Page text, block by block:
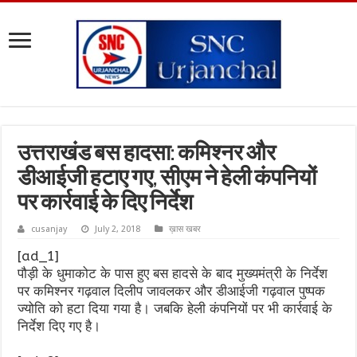
उत्तराखंड बस हादसा: कमिश्नर और
डीआईजी हटाए गए, सीएम ने हेली कंपनियों
पर कार्रवाई के दिए निर्देश
cusanjay July 2, 2018 ख़ास खबर
[ad_1]
पौड़ी के धुमाकोट के पास हुए बस हादसे के बाद मुख्यमंत्री के निर्देश
पर कमिश्नर गढ़वाल दिलीप जावलकर और डीआईजी गढ़वाल पुष्पक
ज्योति को हटा दिया गया है। जबकि हेली कंपनियों पर भी कार्रवाई के
निर्देश दिए गए है।